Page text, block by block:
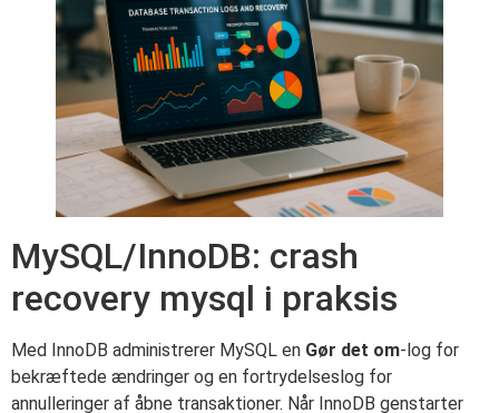
MySQL/InnoDB: crash
recovery mysql i praksis
Med InnoDB administrerer MySQL en Gør det om-log for
bekræftede ændringer og en fortrydelseslog for
annulleringer af åbne transaktioner. Når InnoDB genstarter